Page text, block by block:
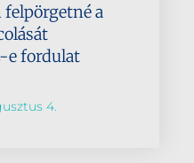
a
e fordulat
4.